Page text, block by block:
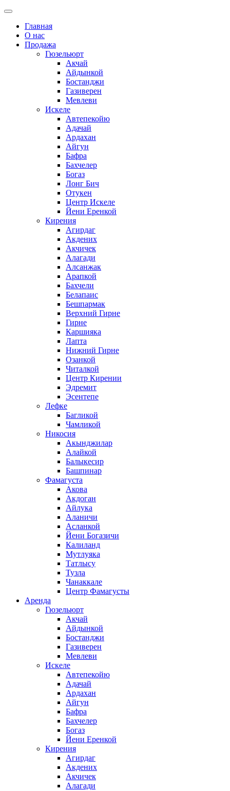
Главная
О нас
Продажа
Гюзельюрт
Акчай
Айдынкой
Бостанджи
Газиверен
Мевлеви
Искеле
Автепекойю
Адачай
Ардахан
Айгун
Бафра
Бахчелер
Богаз
Лонг Бич
Отукен
Центр Искеле
Йени Еренкой
Кирения
Агирдаг
Акдених
Акчичек
Алагади
Алсанжак
Арапкой
Бахчели
Белапаис
Бешпармак
Верхний Гирне
Гирне
Каршияка
Лапта
Нижний Гирне
Озанкой
Читалкой
Центр Кирении
Эдремит
Эсентепе
Лефке
Багликой
Чамликой
Никосия
Акынджилар
Алайкой
Балыкесир
Башпинар
Фамагуста
Акова
Акдоган
Айлука
Аланичи
Асланкой
Йени Богазичи
Калиланд
Мутлуяка
Татлысу
Тузла
Чанаккале
Центр Фамагусты
Аренда
Гюзельюрт
Акчай
Айдынкой
Бостанджи
Газиверен
Мевлеви
Искеле
Автепекойю
Адачай
Ардахан
Айгун
Бафра
Бахчелер
Богаз
Йени Еренкой
Кирения
Агирдаг
Акдених
Акчичек
Алагади